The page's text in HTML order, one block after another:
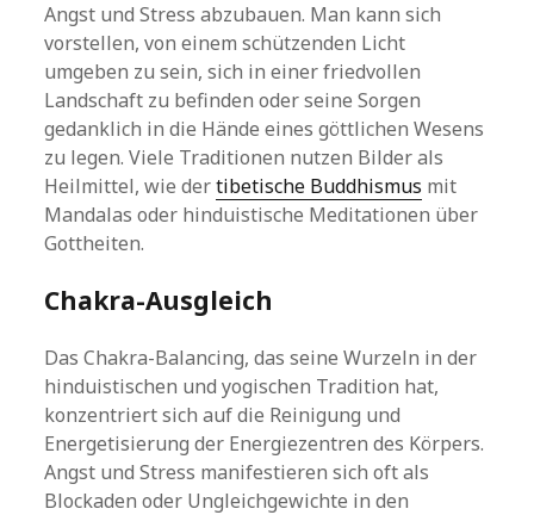
Angst und Stress abzubauen. Man kann sich
vorstellen, von einem schützenden Licht
umgeben zu sein, sich in einer friedvollen
Landschaft zu befinden oder seine Sorgen
gedanklich in die Hände eines göttlichen Wesens
zu legen. Viele Traditionen nutzen Bilder als
Heilmittel, wie dertibetische Buddhismus mit
Mandalas oder hinduistische Meditationen über
Gottheiten.
Chakra-Ausgleich
Das Chakra-Balancing, das seine Wurzeln in der
hinduistischen und yogischen Tradition hat,
konzentriert sich auf die Reinigung und
Energetisierung der Energiezentren des Körpers.
Angst und Stress manifestieren sich oft als
Blockaden oder Ungleichgewichte in den